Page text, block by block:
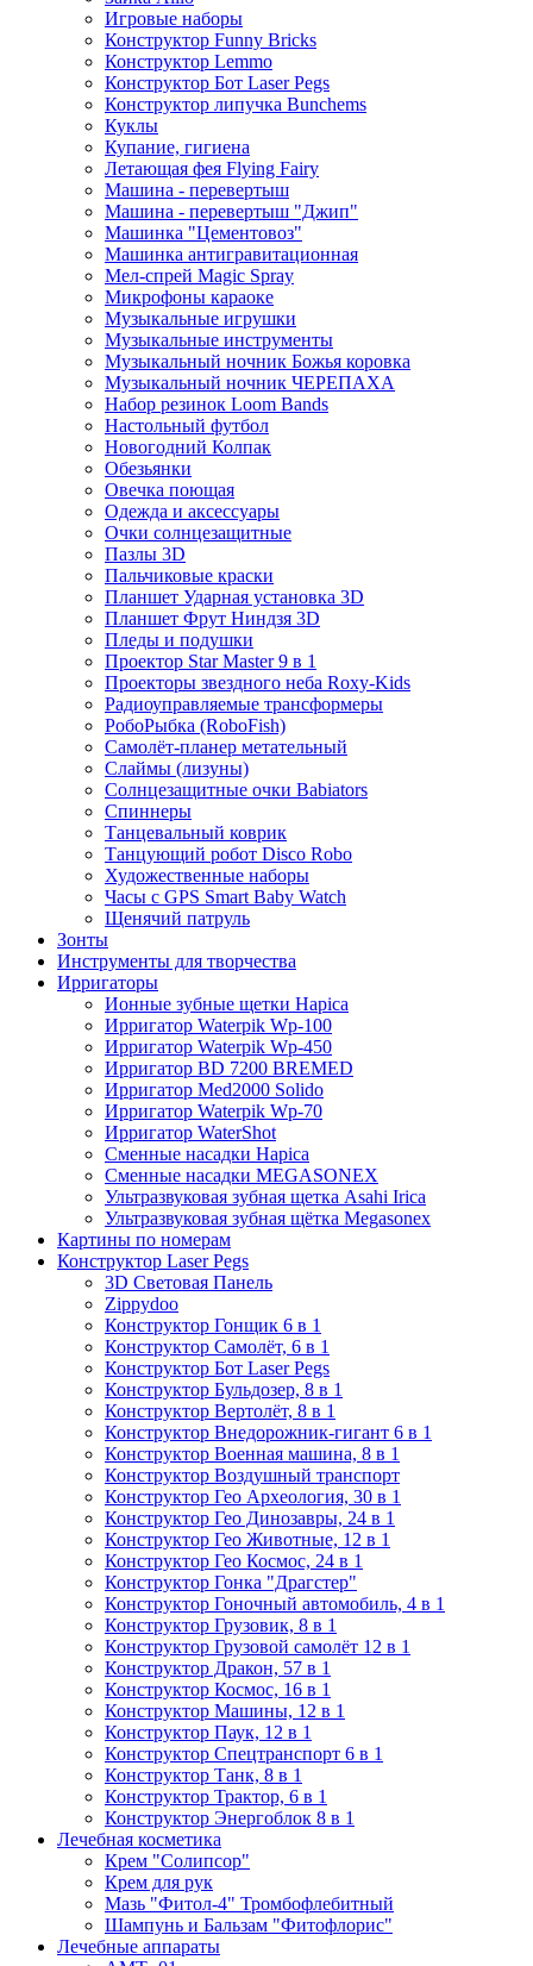
Игровые наборы
Конструктор Funny Bricks
Конструктор Lemmo
Конструктор Бот Laser Pegs
Конструктор липучка Bunchems
Куклы
Купание, гигиена
Летающая фея Flying Fairy
Машина - перевертыш
Машина - перевертыш "Джип"
Машинка "Цементовоз"
Машинка антигравитационная
Мел-спрей Magic Spray
Микрофоны караоке
Музыкальные игрушки
Музыкальные инструменты
Музыкальный ночник Божья коровка
Музыкальный ночник ЧЕРЕПАХА
Набор резинок Loom Bands
Настольный футбол
Новогодний Колпак
Обезьянки
Овечка поющая
Одежда и аксессуары
Очки солнцезащитные
Пазлы 3D
Пальчиковые краски
Планшет Ударная установка 3D
Планшет Фрут Ниндзя 3D
Пледы и подушки
Проектор Star Master 9 в 1
Проекторы звездного неба Roxy-Kids
Радиоуправляемые трансформеры
РобоРыбка (RoboFish)
Самолёт-планер метательный
Слаймы (лизуны)
Солнцезащитные очки Babiators
Спиннеры
Танцевальный коврик
Танцующий робот Disco Robo
Художественные наборы
Часы с GPS Smart Baby Watch
Щенячий патруль
Зонты
Инструменты для творчества
Ирригаторы
Ионные зубные щетки Hapica
Ирригатор Waterpik Wp-100
Ирригатор Waterpik Wp-450
Ирригатор BD 7200 BREMED
Ирригатор Med2000 Solido
Ирригатор Waterpik Wp-70
Ирригатор WaterShot
Сменные насадки Hapica
Сменные насадки MEGASONEX
Ультразвуковая зубная щетка Asahi Irica
Ультразвуковая зубная щётка Megasonex
Картины по номерам
Конструктор Laser Pegs
3D Световая Панель
Zippydoo
Конструктор Гонщик 6 в 1
Конструктор Cамолёт, 6 в 1
Конструктор Бот Laser Pegs
Конструктор Бульдозер, 8 в 1
Конструктор Вертолёт, 8 в 1
Конструктор Внедорожник-гигант 6 в 1
Конструктор Военная машина, 8 в 1
Конструктор Воздушный транспорт
Конструктор Гео Археология, 30 в 1
Конструктор Гео Динозавры, 24 в 1
Конструктор Гео Животные, 12 в 1
Конструктор Гео Космос, 24 в 1
Конструктор Гонка "Драгстер"
Конструктор Гоночный автомобиль, 4 в 1
Конструктор Грузовик, 8 в 1
Конструктор Грузовой самолёт 12 в 1
Конструктор Дракон, 57 в 1
Конструктор Космос, 16 в 1
Конструктор Машины, 12 в 1
Конструктор Паук, 12 в 1
Конструктор Спецтранспорт 6 в 1
Конструктор Танк, 8 в 1
Конструктор Трактор, 6 в 1
Конструктор Энергоблок 8 в 1
Лечебная косметика
Крем "Солипсор"
Крем для рук
Мазь "Фитол-4" Тромбофлебитный
Шампунь и Бальзам "Фитофлорис"
Лечебные аппараты